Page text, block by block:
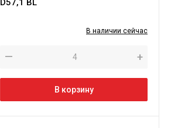
D57,1 BL
В наличии сейчас
— +
В корзину